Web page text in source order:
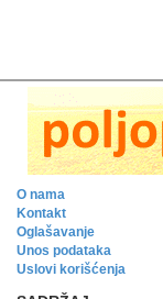
O nama
Kontakt
Oglašavanje
Unos podataka
Uslovi korišćenja